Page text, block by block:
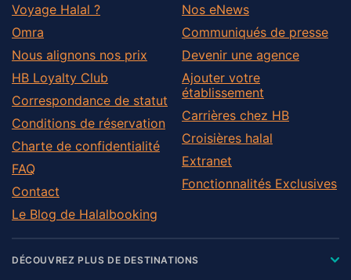
Voyage Halal ?
Omra
Nous alignons nos prix
HB Loyalty Club
Correspondance de statut
Conditions de réservation
Charte de confidentialité
FAQ
Contact
Le Blog de Halalbooking
Nos eNews
Communiqués de presse
Devenir une agence
Ajouter votre
établissement
Carrières chez HB
Croisières halal
Extranet
Fonctionnalités Exclusives
DÉCOUVREZ PLUS DE DESTINATIONS